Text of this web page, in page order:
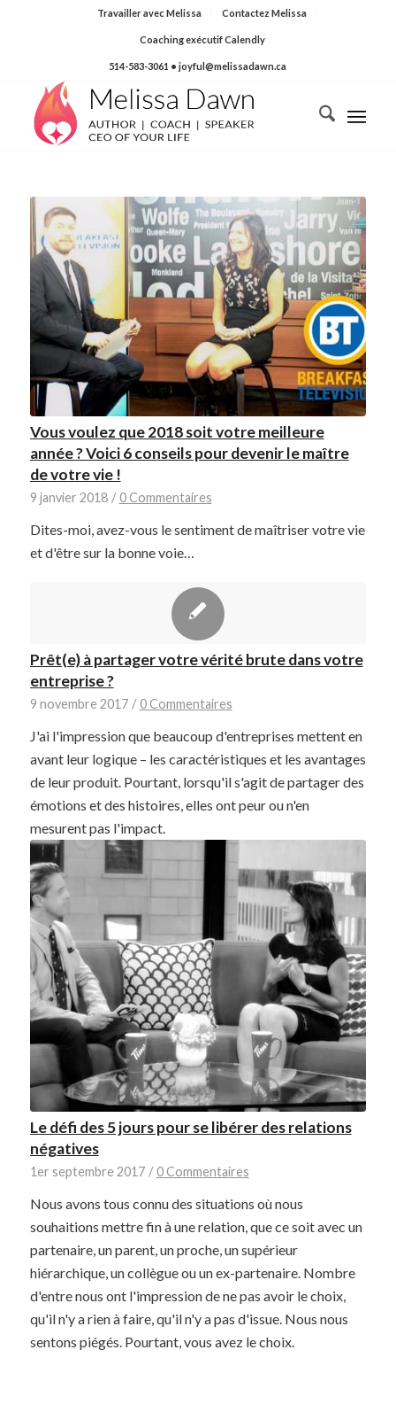
Travailler avec Melissa Contactez Melissa
Coaching exécutif Calendly
514-583-3061 • joyful@melissadawn.ca
Vous voulez que 2018 soit votre meilleure
année ? Voici 6 conseils pour devenir le maître
de votre vie !
9 janvier 2018 / 0 Commentaires
Dites-moi, avez-vous le sentiment de maîtriser votre vie
et d'être sur la bonne voie…
Prêt(e) à partager votre vérité brute dans votre
entreprise ?
9 novembre 2017 / 0 Commentaires
J'ai l'impression que beaucoup d'entreprises mettent en
avant leur logique – les caractéristiques et les avantages
de leur produit. Pourtant, lorsqu'il s'agit de partager des
émotions et des histoires, elles ont peur ou n'en
mesurent pas l'impact.
Le défi des 5 jours pour se libérer des relations
négatives
1er septembre 2017 / 0 Commentaires
Nous avons tous connu des situations où nous
souhaitions mettre fin à une relation, que ce soit avec un
partenaire, un parent, un proche, un supérieur
hiérarchique, un collègue ou un ex-partenaire. Nombre
d'entre nous ont l'impression de ne pas avoir le choix,
qu'il n'y a rien à faire, qu'il n'y a pas d'issue. Nous nous
sentons piégés. Pourtant, vous avez le choix.